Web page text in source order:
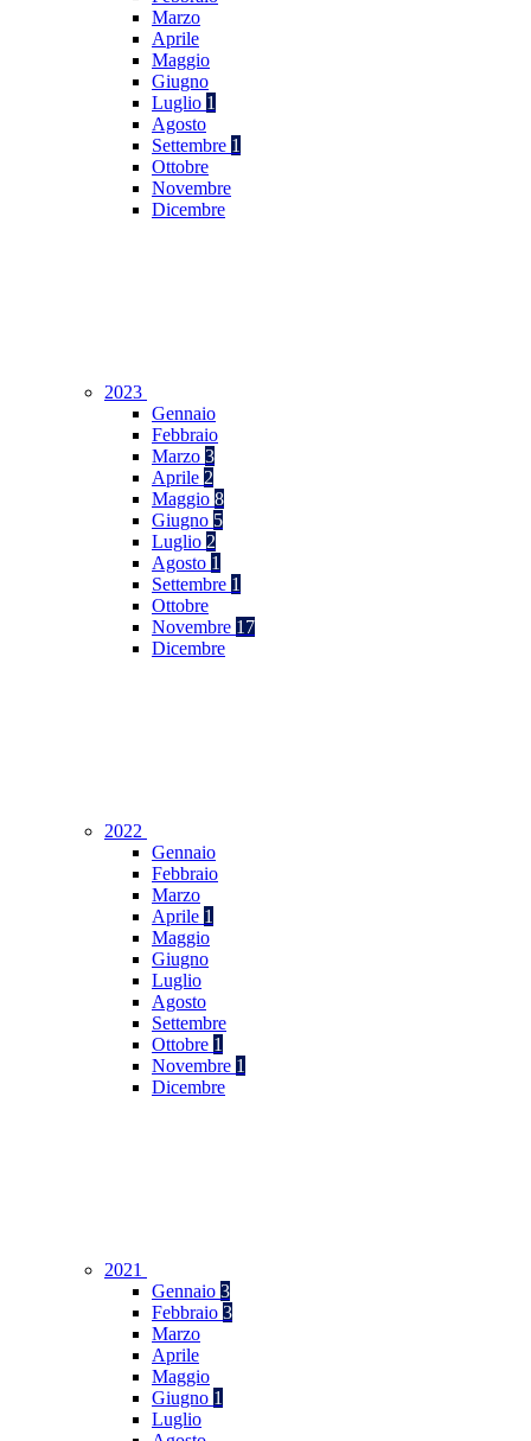
Marzo
Aprile
Maggio
Giugno
Luglio 1
Agosto
Settembre 1
Ottobre
Novembre
Dicembre
2023
Gennaio
Febbraio
Marzo 3
Aprile 2
Maggio 8
Giugno 5
Luglio 2
Agosto 1
Settembre 1
Ottobre
Novembre 17
Dicembre
2022
Gennaio
Febbraio
Marzo
Aprile 1
Maggio
Giugno
Luglio
Agosto
Settembre
Ottobre 1
Novembre 1
Dicembre
2021
Gennaio 3
Febbraio 3
Marzo
Aprile
Maggio
Giugno 1
Luglio